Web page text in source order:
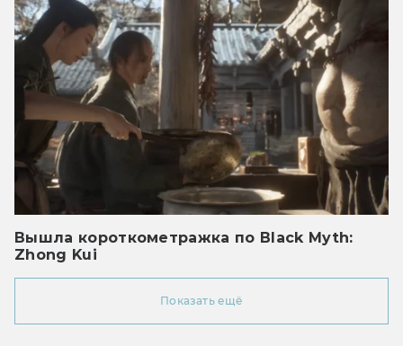
Вышла короткометражка по Black Myth:
Zhong Kui
Показать ещё